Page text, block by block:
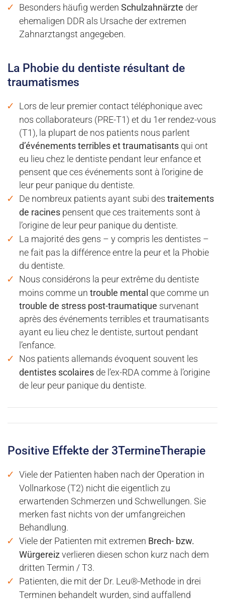
Besonders häufig werden Schulzahnärzte der
ehemaligen DDR als Ursache der extremen
Zahnarztangst angegeben.
La Phobie du dentiste résultant de
traumatismes
Lors de leur premier contact téléphonique avec
nos collaborateurs (PRE-T1) et du 1er rendez-vous
(T1), la plupart de nos patients nous parlent
d’événements terribles et traumatisantsqui ont
eu lieu chez le dentiste pendant leur enfance et
pensent que ces événements sont à l’origine de
leur peur panique du dentiste.
De nombreux patients ayant subi des traitements
de racinespensent que ces traitements sont à
l’origine de leur peur panique du dentiste.
La majorité des gens – y compris les dentistes –
ne fait pas la différence entre la peur et la Phobie
du dentiste.
Nous considérons la peur extrême du dentiste
moins comme un trouble mental que comme un
trouble de stress post-traumatique survenant
après des événements terribles et traumatisants
ayant eu lieu chez le dentiste, surtout pendant
l’enfance.
Nos patients allemands évoquent souvent les
dentistes scolairesde l’ex-RDA comme à l’origine
de leur peur panique du dentiste.
Positive Effekte der 3TermineTherapie
Viele der Patienten haben nach der Operation in
Vollnarkose (T2) nicht die eigentlich zu
erwartenden Schmerzen und Schwellungen. Sie
merken fast nichts von der umfangreichen
Behandlung.
Viele der Patienten mit extremen Brech- bzw.
Würgereizverlieren diesen schon kurz nach dem
dritten Termin / T3.
Patienten, die mit der Dr. Leu®-Methode in drei
Terminen behandelt wurden, sind auffallend